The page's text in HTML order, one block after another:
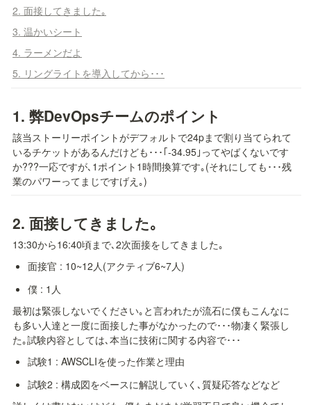
2. 面接してきました｡
3. 温かいシート
4. ラーメンだよ
5. リングライトを導入してから･･･
1. 弊DevOpsチームのポイント
該当ストーリーポイントがデフォルトで24pまで割り当てられて
いるチケットがあるんだけども･･･｢-34.95｣ってやばくないです
か???一応ですが､1ポイント1時間換算です｡(それにしても･･･残
業のパワーってまじですげえ｡)
2. 面接してきました｡
13:30から16:40頃まで､2次面接をしてきました｡
面接官 : 10~12人(アクティブ6~7人)
僕 : 1人
最初は緊張しないでください｡と言われたが流石に僕もこんなに
も多い人達と一度に面接した事がなかったので･･･物凄く緊張し
た｡試験内容としては､本当に技術に関する内容で･･･
試験1 : AWSCLIを使った作業と理由
試験2 : 構成図をベースに解説していく､質疑応答などなど